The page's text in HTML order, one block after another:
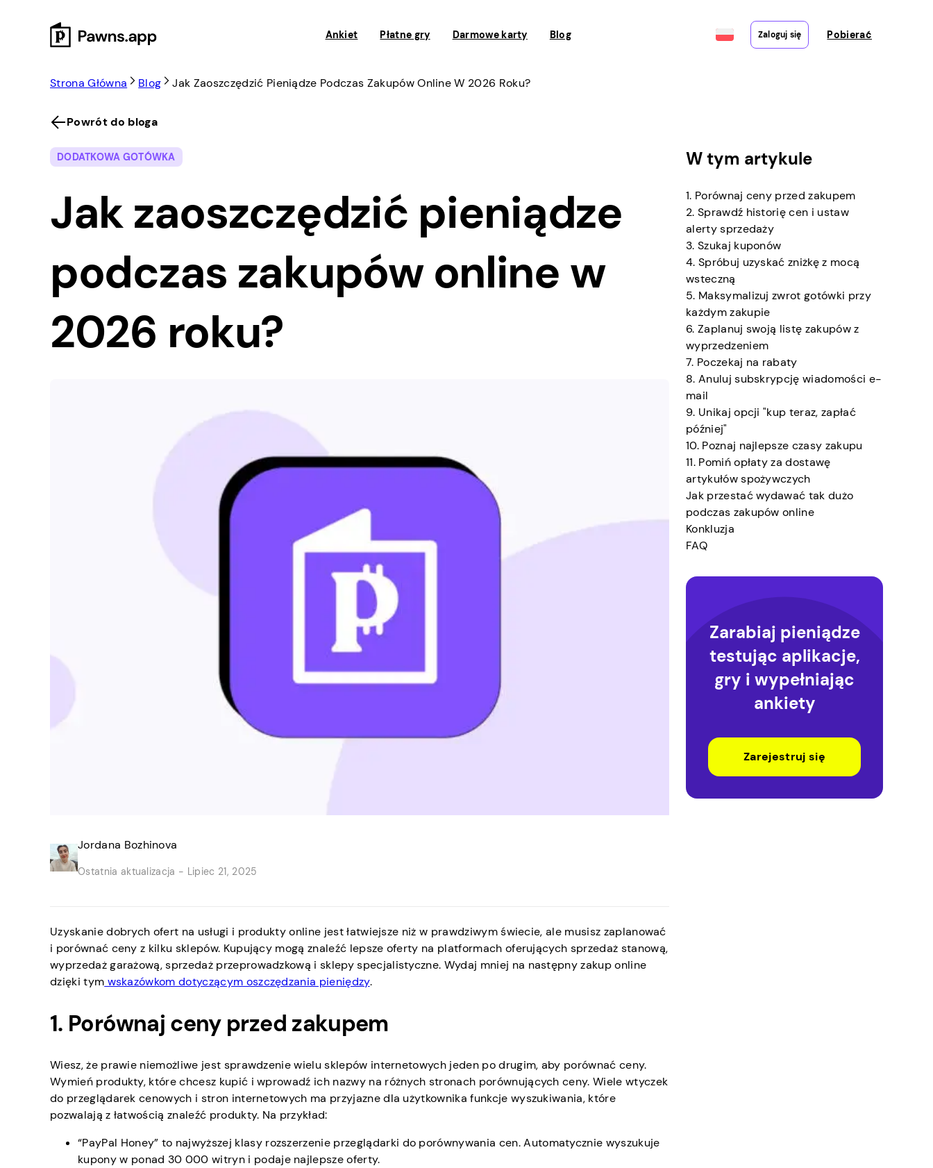
Ankiet Płatne gry Darmowe karty Blog Zaloguj się Pobierać
Strona Główna Blog Jak Zaoszczędzić Pieniądze Podczas Zakupów Online W 2026 Roku?
Powrót do bloga
DODATKOWA GOTÓWKA
Jak zaoszczędzić pieniądze
podczas zakupów online w
2026 roku?
Jordana Bozhinova
Ostatnia aktualizacja - Lipiec 21, 2025
Uzyskanie dobrych ofert na usługi i produkty online jest łatwiejsze niż w prawdziwym świecie, ale musisz zaplanować
i porównać ceny z kilku sklepów. Kupujący mogą znaleźć lepsze oferty na platformach oferujących sprzedaż stanową,
wyprzedaż garażową, sprzedaż przeprowadzkową i sklepy specjalistyczne. Wydaj mniej na następny zakup online
dzięki tym wskazówkom dotyczącym oszczędzania pieniędzy.
1. Porównaj ceny przed zakupem
Wiesz, że prawie niemożliwe jest sprawdzenie wielu sklepów internetowych jeden po drugim, aby porównać ceny.
Wymień produkty, które chcesz kupić i wprowadź ich nazwy na różnych stronach porównujących ceny. Wiele wtyczek
do przeglądarek cenowych i stron internetowych ma przyjazne dla użytkownika funkcje wyszukiwania, które
pozwalają z łatwością znaleźć produkty. Na przykład:
“PayPal Honey” to najwyższej klasy rozszerzenie przeglądarki do porównywania cen. Automatycznie wyszukuje
kupony w ponad 30 000 witryn i podaje najlepsze oferty.
W tym artykule
1. Porównaj ceny przed zakupem
2. Sprawdź historię cen i ustaw
alerty sprzedaży
3. Szukaj kuponów
4. Spróbuj uzyskać zniżkę z mocą
wsteczną
5. Maksymalizuj zwrot gotówki przy
każdym zakupie
6. Zaplanuj swoją listę zakupów z
wyprzedzeniem
7. Poczekaj na rabaty
8. Anuluj subskrypcję wiadomości e-
mail
9. Unikaj opcji "kup teraz, zapłać
później"
10. Poznaj najlepsze czasy zakupu
11. Pomiń opłaty za dostawę
artykułów spożywczych
Jak przestać wydawać tak dużo
podczas zakupów online
Konkluzja
FAQ
Zarabiaj pieniądze
testując aplikacje,
gry i wypełniając
ankiety
Zarejestruj się